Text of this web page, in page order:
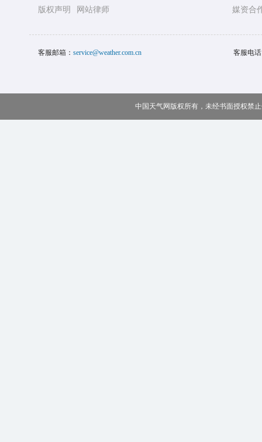
版权声明
网站律师
媒资合
客服邮箱： service@weather.com.cn 客服电
中国天气网版权所有，未经书面授权